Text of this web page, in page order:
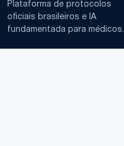
Plataforma de protocolos
oficiais brasileiros e IA
fundamentada para médicos.